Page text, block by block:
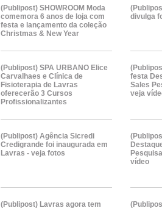
(Publipost) SHOWROOM Moda
comemora 6 anos de loja com
festa e lançamento da coleção
Christmas & New Year
divulga
(Publipost) SPA URBANO Elice
Carvalhaes e Clínica de
Fisioterapia de Lavras
oferecerão 3 Cursos
Profissionalizantes
festa
Sales
veja
(Publipost) Agência Sicredi
Credigrande foi inaugurada em
Lavras - veja fotos
vídeo
(Publipost) Lavras agora tem